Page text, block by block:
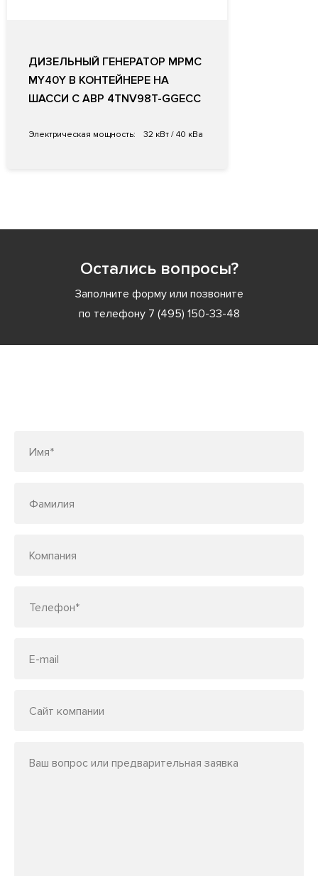
ДИЗЕЛЬНЫЙ ГЕНЕРАТОР MPMC
MY40Y В КОНТЕЙНЕРЕ НА
ШАССИ С АВР 4TNV98T-GGECC
Электрическая мощность: 32 кВт / 40 кВа
Остались вопросы?
Заполните форму или позвоните
по телефону 7 (495) 150-33-48
Имя*
Фамилия
Компания
Телефон*
E-mail
Сайт компании
Ваш вопрос или предварительная заявка